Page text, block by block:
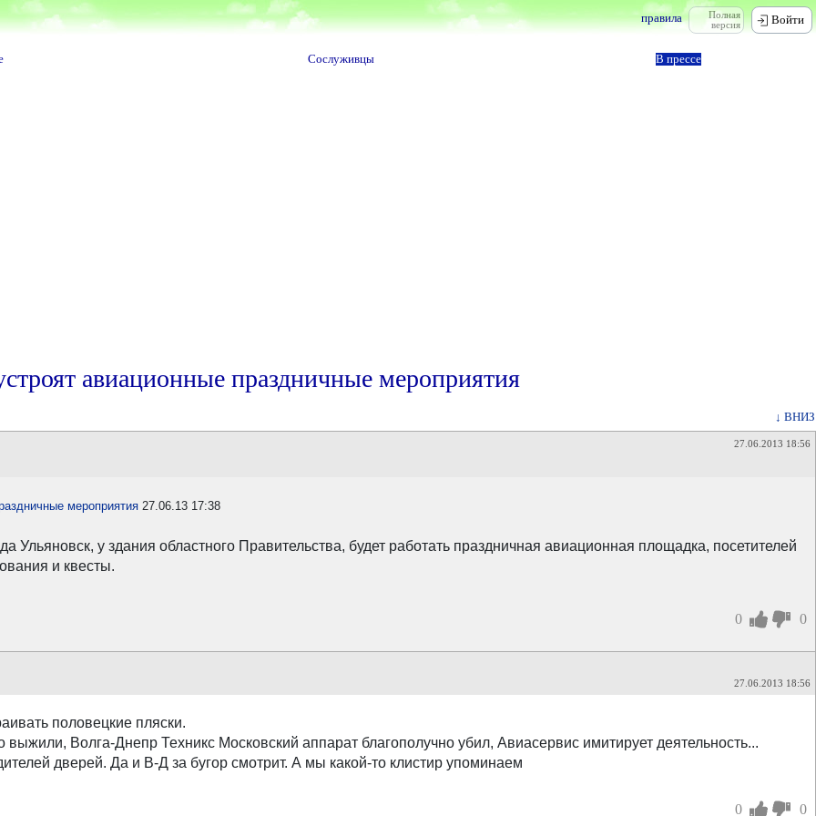
Полная
версия
правила Войти
Сослуживцы В прессе
авиационные праздничные мероприятия
↓ ВНИЗ
27.06.2013 18:56
мероприятия 27.06.13 17:38
у здания областного Правительства, будет работать праздничная авиационная площадка, посетителей
и квесты.
0 0
27.06.2013 18:56
половецкие пляски.
Волга-Днепр Техникс Московский аппарат благополучно убил, Авиасервис имитирует деятельность...
дверей. Да и В-Д за бугор смотрит. А мы какой-то клистир упоминаем
0 0